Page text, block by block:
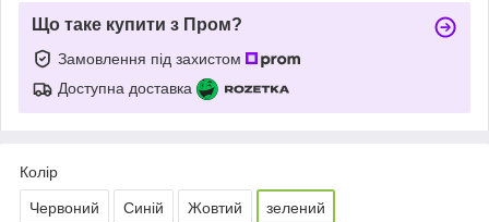
Що таке купити з Пром?
Замовлення під захистом
Доступна доставка
Колір
Червоний Синій Жовтий зелений